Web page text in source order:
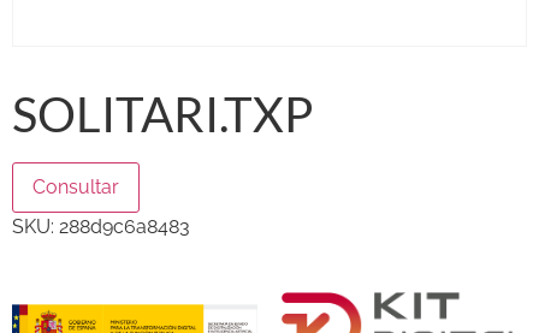
SOLITARI.TXP
Consultar
SKU: 288d9c6a8483